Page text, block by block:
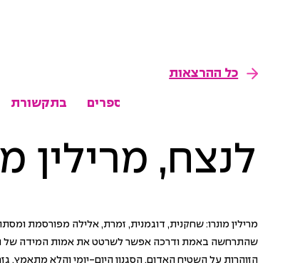
ספרים בתקשורת
כל ההרצאות
לנצח, מרילין
מרילין מונרו: שחקנית, דוגמנית, זמרת, אלילה מפורסמת
שהתרחשה באמת ודרכה אפשר לשרטט את אמות המידה של
הזוהרות על השטיח האדום, הסגנון היום-יומי והלא מתאמץ,